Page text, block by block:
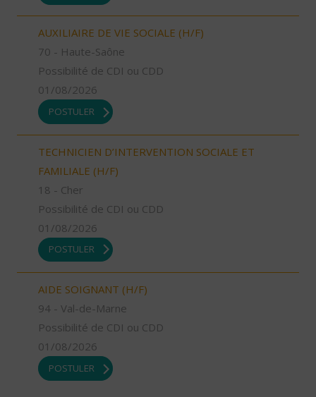
AUXILIAIRE DE VIE SOCIALE (H/F)
70 - Haute-Saône
Possibilité de CDI ou CDD
01/08/2026
POSTULER
TECHNICIEN D’INTERVENTION SOCIALE ET
FAMILIALE (H/F)
18 - Cher
Possibilité de CDI ou CDD
01/08/2026
POSTULER
AIDE SOIGNANT (H/F)
94 - Val-de-Marne
Possibilité de CDI ou CDD
01/08/2026
POSTULER